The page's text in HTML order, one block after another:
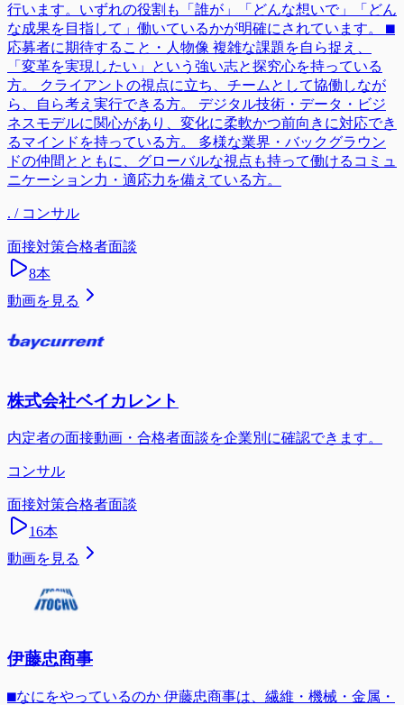
行います。いずれの役割も「誰が」「どんな想いで」「どん
な成果を目指して」働いているかが明確にされています。 ⬛︎
応募者に期待すること・人物像 複雑な課題を自ら捉え、
「変革を実現したい」という強い志と探究心を持っている
方。 クライアントの視点に立ち、チームとして協働しなが
ら、自ら考え実行できる方。 デジタル技術・データ・ビジ
ネスモデルに関心があり、変化に柔軟かつ前向きに対応でき
るマインドを持っている方。 多様な業界・バックグラウン
ドの仲間とともに、グローバルな視点も持って働けるコミュ
ニケーション力・適応力を備えている方。
. / コンサル
面接対策合格者面談
8本
動画を見る
株式会社ベイカレント
内定者の面接動画・合格者面談を企業別に確認できます。
コンサル
面接対策合格者面談
16本
動画を見る
伊藤忠商事
⬛︎なにをやっているのか 伊藤忠商事は、繊維・機械・金属・